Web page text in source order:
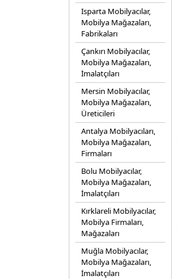
Isparta Mobilyacılar,
Mobilya Mağazaları,
Fabrikaları
Çankırı Mobilyacılar,
Mobilya Mağazaları,
İmalatçıları
Mersin Mobilyacılar,
Mobilya Mağazaları,
Üreticileri
Antalya Mobilyacıları,
Mobilya Mağazaları,
Firmaları
Bolu Mobilyacılar,
Mobilya Mağazaları,
İmalatçıları
Kırklareli Mobilyacılar,
Mobilya Firmaları,
Mağazaları
Muğla Mobilyacılar,
Mobilya Mağazaları,
İmalatçıları